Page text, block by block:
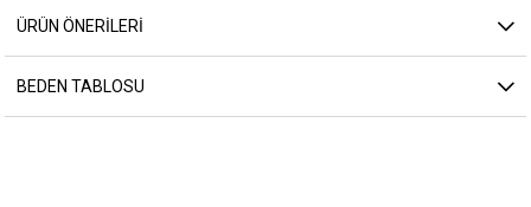
ÜRÜN ÖNERILERI
BEDEN TABLOSU